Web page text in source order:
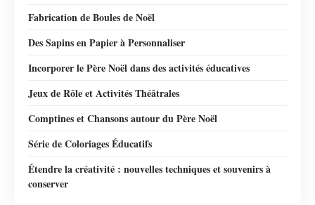
Fabrication de Boules de Noël
Des Sapins en Papier à Personnaliser
Incorporer le Père Noël dans des activités éducatives
Jeux de Rôle et Activités Théâtrales
Comptines et Chansons autour du Père Noël
Série de Coloriages Éducatifs
Étendre la créativité : nouvelles techniques et souvenirs à
conserver